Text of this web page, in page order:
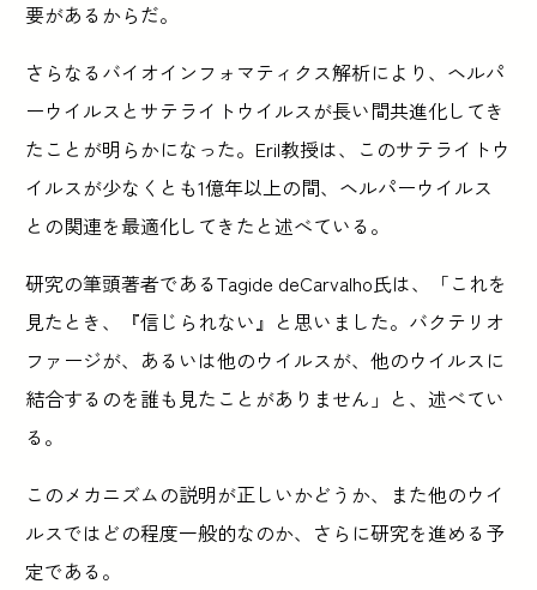
要があるからだ。
さらなるバイオインフォマティクス解析により、ヘルパ
ーウイルスとサテライトウイルスが長い間共進化してき
たことが明らかになった。Eril教授は、このサテライトウ
イルスが少なくとも1億年以上の間、ヘルパーウイルス
との関連を最適化してきたと述べている。
研究の筆頭著者であるTagide deCarvalho氏は、「これを
見たとき、『信じられない』と思いました。バクテリオ
ファージが、あるいは他のウイルスが、他のウイルスに
結合するのを誰も見たことがありません」と、述べてい
る。
このメカニズムの説明が正しいかどうか、また他のウイ
ルスではどの程度一般的なのか、さらに研究を進める予
定である。